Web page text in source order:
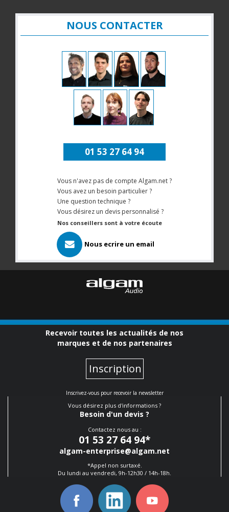
NOUS CONTACTER
01 53 27 64 94
Vous n'avez pas de compte Algam.net ?
Vous avez un besoin particulier ?
Une question technique ?
Vous désirez un devis personnalisé ?
Nos conseillers sont à votre écoute
Nous ecrire un email
Recevoir toutes les actualités de nos
marques et de nos partenaires
Inscription
Inscrivez-vous pour recevoir la newsletter
Vous désirez plus d'informations ?
Besoin d'un devis ?
Contactez nous au :
01 53 27 64 94*
algam-enterprise@algam.net
*Appel non surtaxé.
Du lundi au vendredi, 9h-12h30 / 14h-18h.